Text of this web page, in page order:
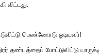
விட்டது.
பெண்ணோடு ஓடியவர்!
தண்டத்தைப் போட்டுவிட்டு